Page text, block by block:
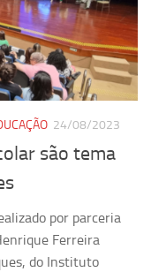
24/08/2023
são tema
por parceria
Ferreira
do Instituto